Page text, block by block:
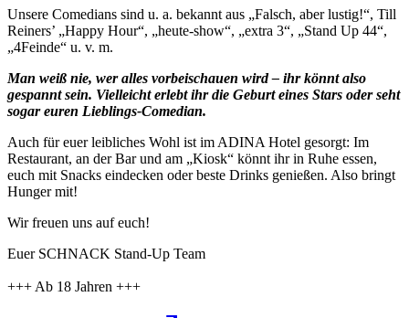
Unsere Comedians sind u. a. bekannt aus „Falsch, aber lustig!“, Till
Reiners’ „Happy Hour“, „heute-show“, „extra 3“, „Stand Up 44“,
„4Feinde“ u. v. m.
Man weiß nie, wer alles vorbeischauen wird – ihr könnt also
gespannt sein. Vielleicht erlebt ihr die Geburt eines Stars oder seht
sogar euren Lieblings-Comedian.
Auch für euer leibliches Wohl ist im ADINA Hotel gesorgt: Im
Restaurant, an der Bar und am „Kiosk“ könnt ihr in Ruhe essen,
euch mit Snacks eindecken oder beste Drinks genießen. Also bringt
Hunger mit!
Wir freuen uns auf euch!
Euer SCHNACK Stand-Up Team
+++ Ab 18 Jahren +++